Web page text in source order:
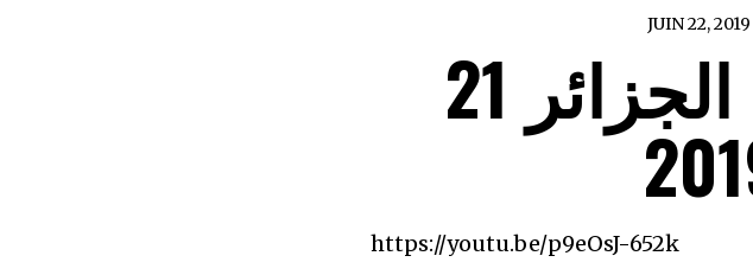
JUIN 22, 2019
شاهد … حراك الجزائر 21
https://youtu.be/p9eOsJ-652k